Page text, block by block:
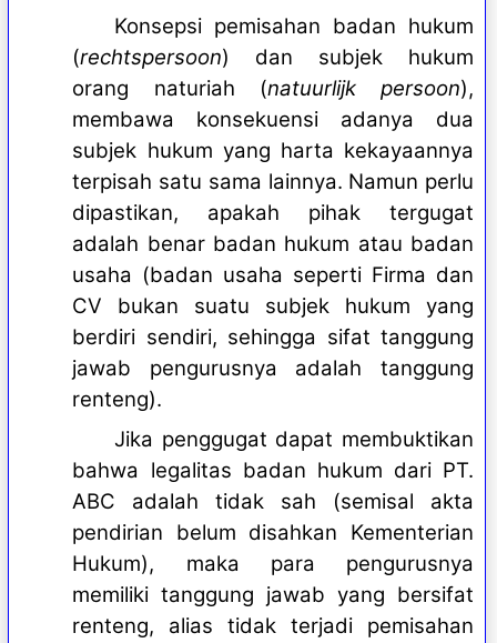
Konsepsi pemisahan badan hukum
(rechtspersoon) dan subjek hukum
orang naturiah (natuurlijk persoon),
membawa konsekuensi adanya dua
subjek hukum yang harta kekayaannya
terpisah satu sama lainnya. Namun perlu
dipastikan, apakah pihak tergugat
adalah benar badan hukum atau badan
usaha (badan usaha seperti Firma dan
CV bukan suatu subjek hukum yang
berdiri sendiri, sehingga sifat tanggung
jawab pengurusnya adalah tanggung
renteng).
Jika penggugat dapat membuktikan
bahwa legalitas badan hukum dari PT.
ABC adalah tidak sah (semisal akta
pendirian belum disahkan Kementerian
Hukum), maka para pengurusnya
memiliki tanggung jawab yang bersifat
renteng, alias tidak terjadi pemisahan